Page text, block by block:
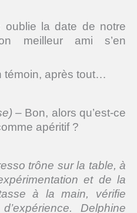
oublie la date de notre
meilleur ami s’en
témoin, après tout…
– Bon, alors qu’est-ce
apéritif ?
trône sur la table, à
et de la
à la main, vérifie
Delphine